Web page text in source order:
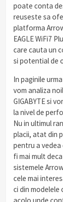
poate conta
reuseste sa
platforma
EAGLE WiFi7
care cauta un
si potential de
In paginile
vom analiza
GIGABYTE si
la nivel de
Nu in ultimul
placii, atat din
pentru a vedea
fi mai mult
sistemele
cele mai
ci din modelele